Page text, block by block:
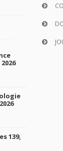
139,